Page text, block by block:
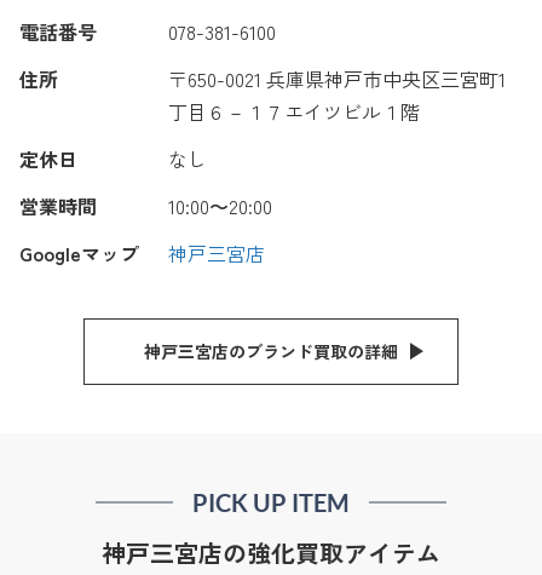
電話番号
078-381-6100
住所
〒650-0021 兵庫県神戸市中央区三宮町1
丁目６－１７エイツビル１階
定休日
なし
営業時間
10:00〜20:00
Googleマップ
神戸三宮店
神戸三宮店のブランド買取の詳細
PICK UP ITEM
神戸三宮店の強化買取アイテム